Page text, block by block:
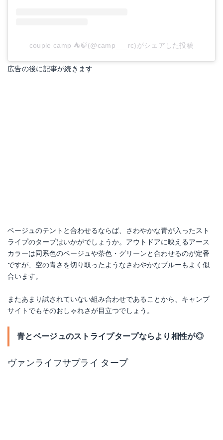
couple camp ⛺️🍃(@camp___rc)がシェアした投稿
広告の後に記事が続きます
ベージュのテントと合わせるならば、さわやかな青が入ったスト
ライプのタープはいかがでしょうか。アウトドアに映えるアース
カラーは同系色のベージュや茶色・グリーンと合わせるのが定番
ですが、空の青さを切り取ったようなさわやかなブルーもよく似
合います。
またあまり試されていない組み合わせであることから、キャンプ
サイトでもそのおしゃれさが目立つでしょう。
青とベージュのストライプタープならより相性が◎
ヴァンライフサプライ タープ